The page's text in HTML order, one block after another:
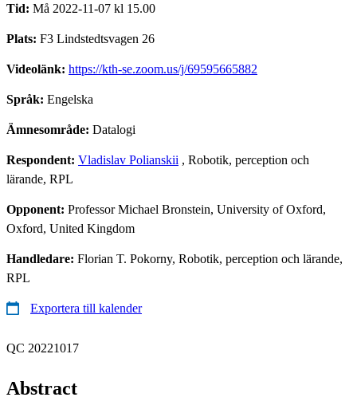
Tid: Må 2022-11-07 kl 15.00
Plats: F3 Lindstedtsvagen 26
Videolänk: https://kth-se.zoom.us/j/69595665882
Språk: Engelska
Ämnesområde: Datalogi
Respondent: Vladislav Polianskii , Robotik, perception och
lärande, RPL
Opponent: Professor Michael Bronstein, University of Oxford,
Oxford, United Kingdom
Handledare: Florian T. Pokorny, Robotik, perception och lärande,
RPL
Exportera till kalender
QC 20221017
Abstract